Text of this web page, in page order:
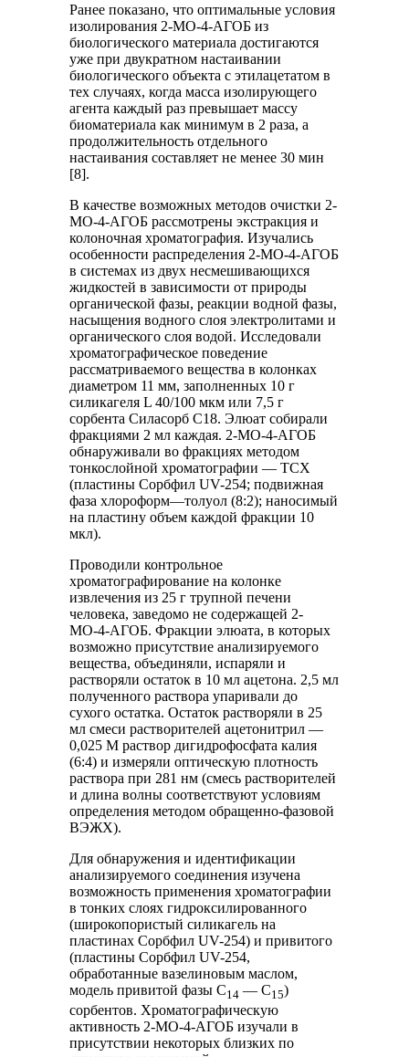
Ранее показано, что оптимальные условия
изолирования 2-МО-4-АГОБ из
биологического материала достигаются
уже при двукратном настаивании
биологического объекта с этилацетатом в
тех случаях, когда масса изолирующего
агента каждый раз превышает массу
биоматериала как минимум в 2 раза, а
продолжительность отдельного
настаивания составляет не менее 30 мин
[8].
В качестве возможных методов очистки 2-
МО-4-АГОБ рассмотрены экстракция и
колоночная хроматография. Изучались
особенности распределения 2-МО-4-АГОБ
в системах из двух несмешивающихся
жидкостей в зависимости от природы
органической фазы, реакции водной фазы,
насыщения водного слоя электролитами и
органического слоя водой. Исследовали
хроматографическое поведение
рассматриваемого вещества в колонках
диаметром 11 мм, заполненных 10 г
силикагеля L 40/100 мкм или 7,5 г
сорбента Силасорб С18. Элюат собирали
фракциями 2 мл каждая. 2-МО-4-АГОБ
обнаруживали во фракциях методом
тонкослойной хроматографии — ТСХ
(пластины Сорбфил UV-254; подвижная
фаза хлороформ—толуол (8:2); наносимый
на пластину объем каждой фракции 10
мкл).
Проводили контрольное
хроматографирование на колонке
извлечения из 25 г трупной печени
человека, заведомо не содержащей 2-
МО-4-АГОБ. Фракции элюата, в которых
возможно присутствие анализируемого
вещества, объединяли, испаряли и
растворяли остаток в 10 мл ацетона. 2,5 мл
полученного раствора упаривали до
сухого остатка. Остаток растворяли в 25
мл смеси растворителей ацетонитрил —
0,025 М раствор дигидрофосфата калия
(6:4) и измеряли оптическую плотность
раствора при 281 нм (смесь растворителей
и длина волны соответствуют условиям
определения методом обращенно-фазовой
ВЭЖХ).
Для обнаружения и идентификации
анализируемого соединения изучена
возможность применения хроматографии
в тонких слоях гидроксилированного
(широкопористый силикагель на
пластинах Сорбфил UV-254) и привитого
(пластины Сорбфил UV-254,
обработанные вазелиновым маслом,
модель привитой фазы С14 — С15)
сорбентов. Хроматографическую
активность 2-МО-4-АГОБ изучали в
присутствии некоторых близких по